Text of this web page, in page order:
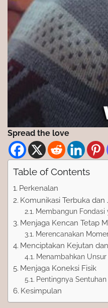
Spread the love
Table of Contents
Perkenalan
Komunikasi Terbuka dan
Membangun Fondasi
Menjaga Kencan Tetap
Merencanakan
Menciptakan Kejutan
Menambahkan
Menjaga Koneksi Fisik
Pentingnya Sentuhan
Kesimpulan